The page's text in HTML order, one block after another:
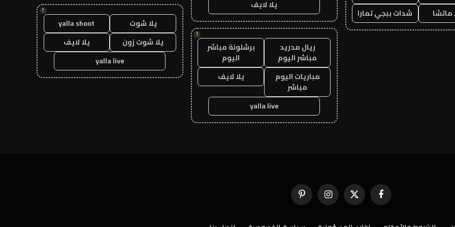
شدات ببجي تمارا
يلا لايف
!
ريال مدريد
مباشر اليوم
برشلونة مباشر
اليوم
مباريات اليوم
مباشر
يلا لايف
yalla live
!
يلا شوت
yalla shoot
يلا شوت زون
يلا لايف
yalla live
فيسبوك X
(Twitter)
الانستغرامبينتيريست